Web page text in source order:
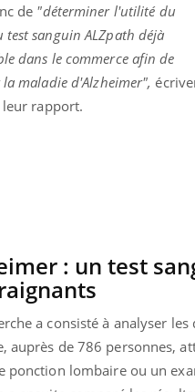
de "déterminer l'utilité du
test sanguin ALZpath déjà
dans le commerce afin de
maladie d'Alzheimer",
leur rapport.
: un test
a consisté à analyser
auprès de 786 personnes,
ponction lombaire ou un